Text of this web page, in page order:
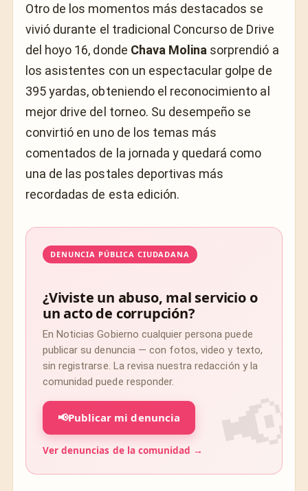
Otro de los momentos más destacados se
vivió durante el tradicional Concurso de Drive
del hoyo 16, donde Chava Molina sorprendió a
los asistentes con un espectacular golpe de
395 yardas, obteniendo el reconocimiento al
mejor drive del torneo. Su desempeño se
convirtió en uno de los temas más
comentados de la jornada y quedará como
una de las postales deportivas más
recordadas de esta edición.
DENUNCIA PÚBLICA CIUDADANA
¿Viviste un abuso, mal servicio o
un acto de corrupción?
En Noticias Gobierno cualquier persona puede
publicar su denuncia — con fotos, video y texto,
sin registrarse. La revisa nuestra redacción y la
comunidad puede responder.
📢Publicar mi denuncia
Ver denuncias de la comunidad →